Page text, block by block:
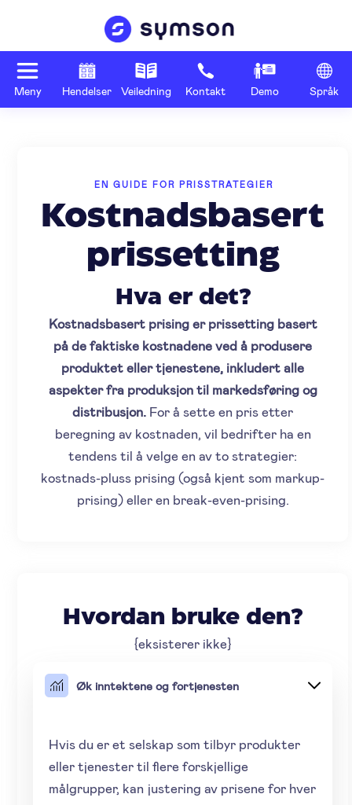
Meny Hendelser Veiledning Kontakt Demo Språk
EN GUIDE FOR PRISSTRATEGIER
Kostnadsbasert
prissetting
Hva er det?
Kostnadsbasert prising er prissetting basert
på de faktiske kostnadene ved å produsere
produktet eller tjenestene, inkludert alle
aspekter fra produksjon til markedsføring og
distribusjon For å sette en pris etter
beregning av kostnaden, vil bedrifter ha en
tendens til å velge en av to strategier:
kostnads-pluss prising (også kjent som markup-
prising) eller en break-even-prising.
Hvordan bruke den?
{eksisterer ikke}
Øk inntektene og fortjenesten
Hvis du er et selskap som tilbyr produkter
eller tjenester til flere forskjellige
målgrupper, kan justering av prisene for hver